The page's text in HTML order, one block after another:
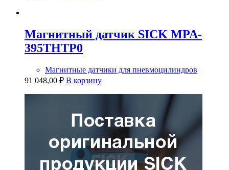
Магнитный датчик SICK MPA-
395THTP0
Магнитные датчики для пневмоцилиндров
91 048,00 ₽ В корзину